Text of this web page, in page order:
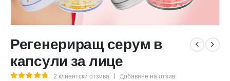
Регенериращ серум в
капсули за лице
2 клиентски отзива | Добавяне на отзив